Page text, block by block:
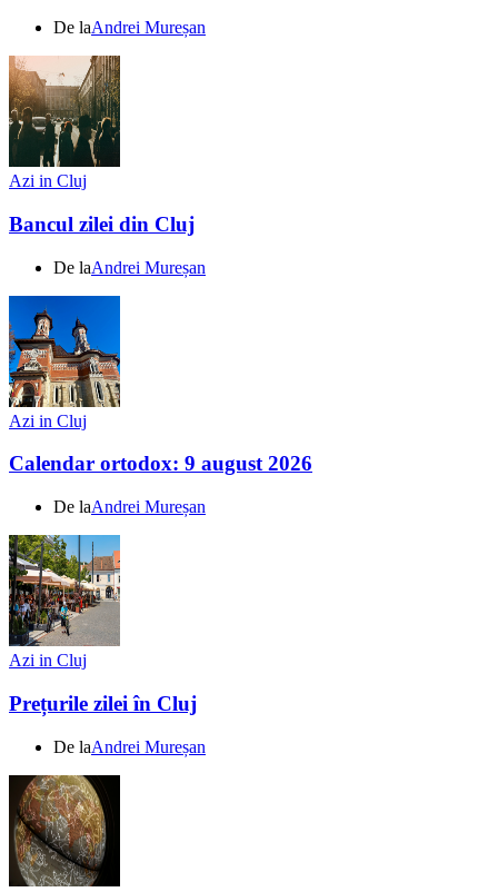
De laAndrei Mureșan
Azi in Cluj
Bancul zilei din Cluj
De laAndrei Mureșan
Azi in Cluj
Calendar ortodox: 9 august 2026
De laAndrei Mureșan
Azi in Cluj
Prețurile zilei în Cluj
De laAndrei Mureșan